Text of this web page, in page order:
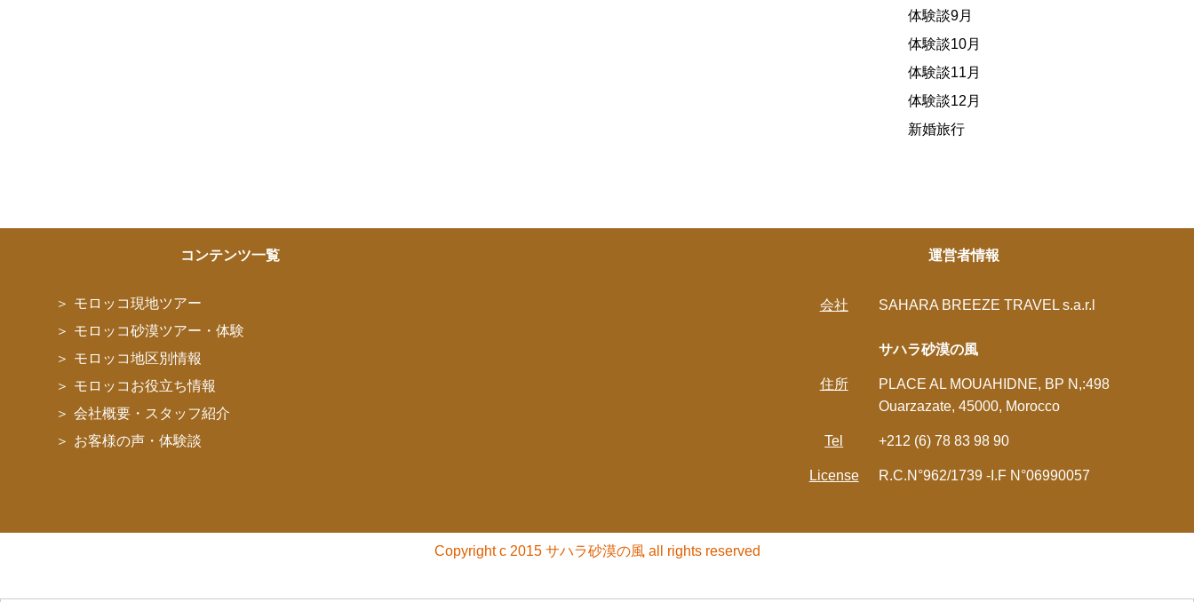
体験談9月
体験談10月
体験談11月
体験談12月
新婚旅行
コンテンツ一覧
モロッコ現地ツアー
モロッコ砂漠ツアー・体験
モロッコ地区別情報
モロッコお役立ち情報
会社概要・スタッフ紹介
お客様の声・体験談
運営者情報
会社 SAHARA BREEZE TRAVEL s.a.r.l
サハラ砂漠の風
住所
PLACE AL MOUAHIDNE, BP N,:498
Ouarzazate, 45000, Morocco
Tel +212 (6) 78 83 98 90
License R.C.N°962/1739 -I.F N°06990057
Copyright c 2015 サハラ砂漠の風 all rights reserved